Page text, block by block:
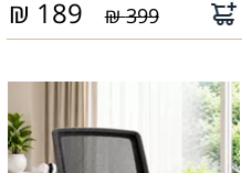
399 ₪
189
₪